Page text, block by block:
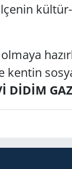
DİDİM